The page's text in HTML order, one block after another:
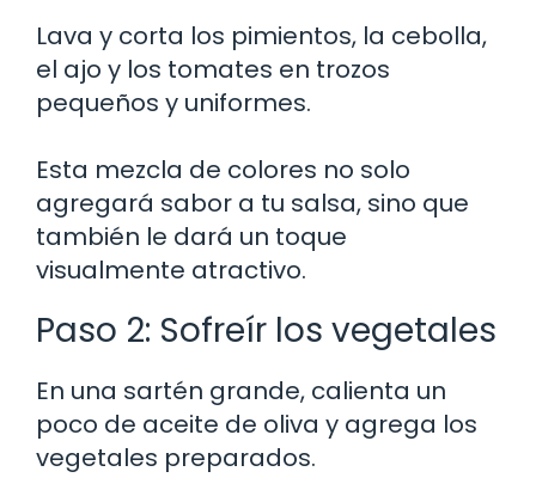
Lava y corta los pimientos, la cebolla,
el ajo y los tomates en trozos
pequeños y uniformes.
Esta mezcla de colores no solo
agregará sabor a tu salsa, sino que
también le dará un toque
visualmente atractivo.
Paso 2: Sofreír los vegetales
En una sartén grande, calienta un
poco de aceite de oliva y agrega los
vegetales preparados.